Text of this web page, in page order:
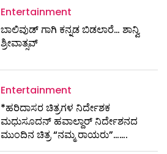
Entertainment
ಬಾಲಿವುಡ್ ಗಾಗಿ ಕನ್ನಡ ಬಿಡಲಾರೆ… ಶಾನ್ವಿ
ಶ್ರೀವಾತ್ಸವ್
Entertainment
*ಹರಿದಾಸರ ಚಿತ್ರಗಳ ನಿರ್ದೇಶಕ
ಮಧುಸೂದನ್ ಹವಾಲ್ದಾರ್ ನಿರ್ದೇಶನದ
ಮುಂದಿನ ಚಿತ್ರ “ನಮ್ಮ ರಾಯರು”…….